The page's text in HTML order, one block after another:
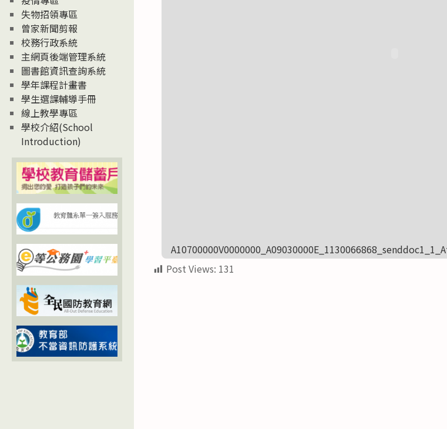
Post Views: 131
失物招領專區
曾家新聞剪報
校務行政系統
主網頁後端管理系統
圖書館資訊查詢系統
學年課程計畫書
學生選課輔導手冊
線上教學專區
學校介紹(School
Introduction)